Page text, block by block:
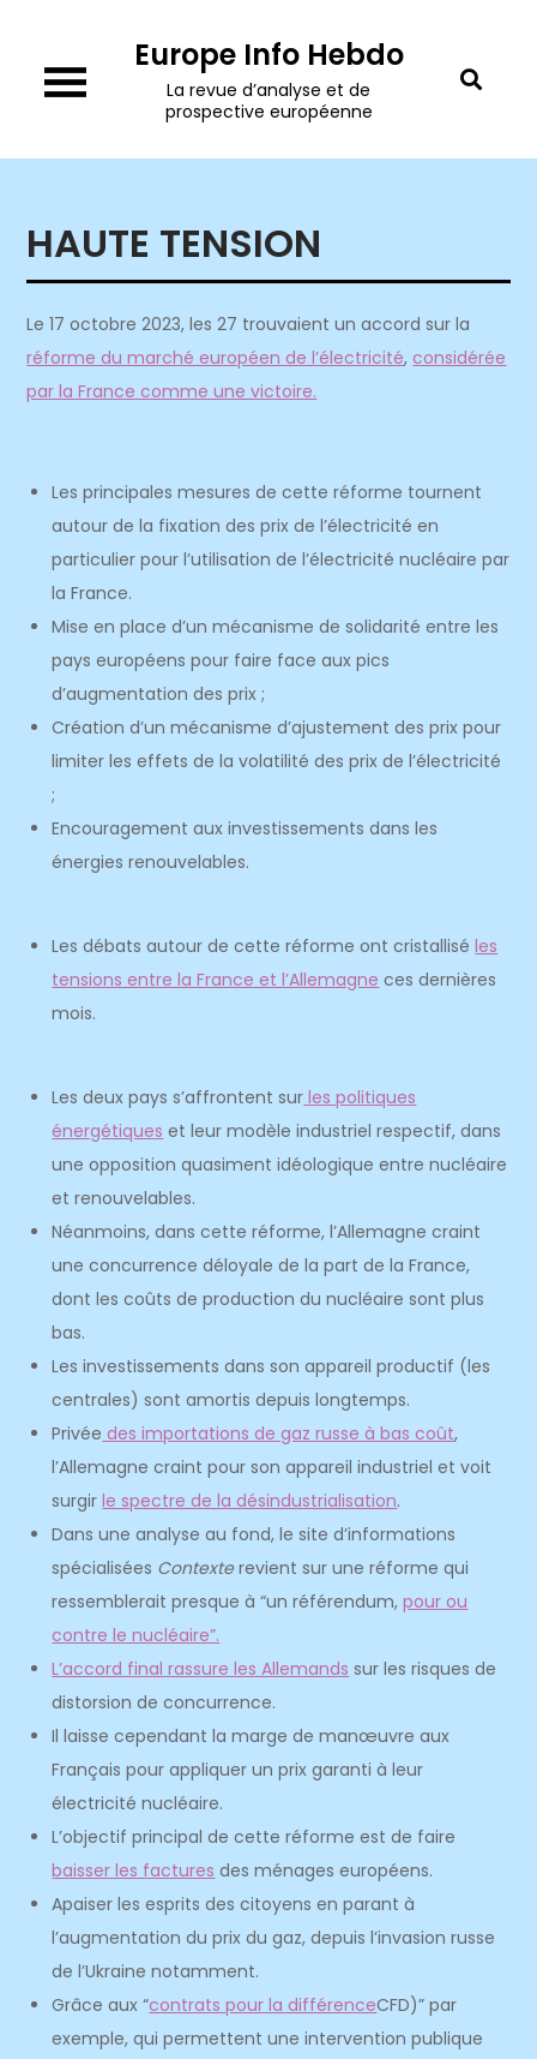
content
Europe Info Hebdo
La revue d’analyse et de
prospective européenne
HAUTE TENSION
Le 17 octobre 2023, les 27 trouvaient un accord sur la
réforme du marché européen de l’électricité, considérée
par la France comme une victoire.
Les principales mesures de cette réforme tournent
autour de la fixation des prix de l’électricité en
particulier pour l’utilisation de l’électricité nucléaire par
la France.
Mise en place d’un mécanisme de solidarité entre les
pays européens pour faire face aux pics
d’augmentation des prix ;
Création d’un mécanisme d’ajustement des prix pour
limiter les effets de la volatilité des prix de l’électricité
;
Encouragement aux investissements dans les
énergies renouvelables.
Les débats autour de cette réforme ont cristalliséles
tensions entre la France et l’Allemagne ces dernières
mois.
Les deux pays s’affrontent sur les politiques
énergétiques et leur modèle industriel respectif, dans
une opposition quasiment idéologique entre nucléaire
et renouvelables.
Néanmoins, dans cette réforme, l’Allemagne craint
une concurrence déloyale de la part de la France,
dont les coûts de production du nucléaire sont plus
bas.
Les investissements dans son appareil productif (les
centrales) sont amortis depuis longtemps.
Privée des importations de gaz russe à bas coût,
l’Allemagne craint pour son appareil industriel et voit
surgirle spectre de la désindustrialisation.
Dans une analyse au fond, le site d’informations
spécialisées Contexterevient sur une réforme qui
ressemblerait presque à “un référendum,pour ou
contre le nucléaire”.
L’accord final rassure les Allemands sur les risques de
distorsion de concurrence.
Il laisse cependant la marge de manœuvre aux
Français pour appliquer un prix garanti à leur
électricité nucléaire.
L’objectif principal de cette réforme est de faire
baisser les factures des ménages européens.
Apaiser les esprits des citoyens en parant à
l’augmentation du prix du gaz, depuis l’invasion russe
de l’Ukraine notamment.
Grâce aux “contrats pour la différenceCFD)” par
exemple, qui permettent une intervention publique